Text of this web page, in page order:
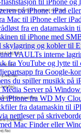
til iPhone
på iPhone, iPad
Mac til iPhone eller
fra en datamaskin
til iPhone med
og kobler til
VAULTs interne
fra YouTube og lytte
fra Google-
du spiller musikk på
Server på
iPhone fra WD My
fra datamaskin til
nettleser på
Mac Finder eller